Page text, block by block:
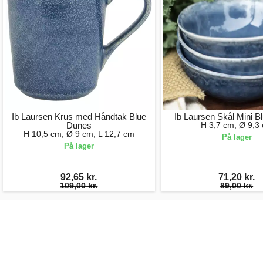
Ib Laursen Krus med Håndtak Blue
Dunes
H 10,5 cm, Ø 9 cm, L 12,7 cm
På lager
92,65 kr.
109,00 kr.
Ib Laursen Skål Mini
H 3,7 cm, Ø 9,3
På lager
71,20 kr.
89,00 kr.